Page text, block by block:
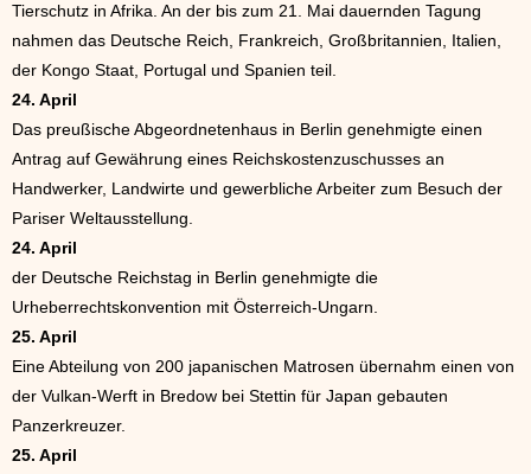
Tierschutz in Afrika. An der bis zum 21. Mai dauernden Tagung
nahmen das Deutsche Reich, Frankreich, Großbritannien, Italien,
der Kongo Staat, Portugal und Spanien teil.
24. April
Das preußische Abgeordnetenhaus in Berlin genehmigte einen
Antrag auf Gewährung eines Reichskostenzuschusses an
Handwerker, Landwirte und gewerbliche Arbeiter zum Besuch der
Pariser Weltausstellung.
24. April
der Deutsche Reichstag in Berlin genehmigte die
Urheberrechtskonvention mit Österreich-Ungarn.
25. April
Eine Abteilung von 200 japanischen Matrosen übernahm einen von
der Vulkan-Werft in Bredow bei Stettin für Japan gebauten
Panzerkreuzer.
25. April